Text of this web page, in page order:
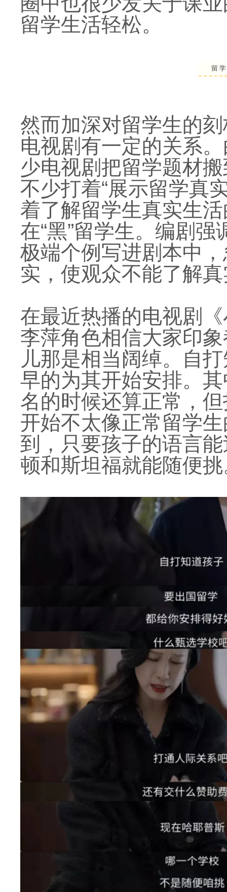
留学生活轻松。
留
然而加深对留学生的
电视剧有一定的关系
少电视剧把留学题材
不少打着“展示留学真
着了解留学生真实生
在“黑”留学生。编剧
极端个例写进剧本中
实，使观众不能了解
在最近热播的电视剧
李萍角色相信大家印
儿那是相当阔绰。自
早的为其开始安排。
名的时候还算正常，
开始不太像正常留学
到，只要孩子的语言
顿和斯坦福就能随便